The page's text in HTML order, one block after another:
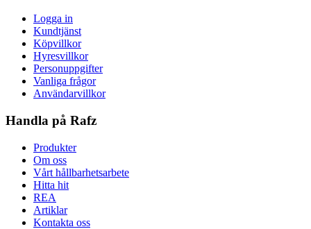
Logga in
Kundtjänst
Köpvillkor
Hyresvillkor
Personuppgifter
Vanliga frågor
Användarvillkor
Handla på Rafz
Produkter
Om oss
Vårt hållbarhetsarbete
Hitta hit
REA
Artiklar
Kontakta oss